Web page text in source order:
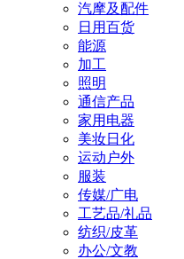
汽摩及配件
日用百货
能源
加工
照明
通信产品
家用电器
美妆日化
运动户外
服装
传媒/广电
工艺品/礼品
纺织/皮革
办公/文教